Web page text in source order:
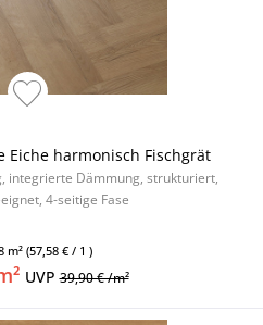
Eiche harmonisch Fischgrät
integrierte Dämmung, strukturiert,
4-seitige Fase
m² (57,58 € / 1 )
UVP39,90 € /m²